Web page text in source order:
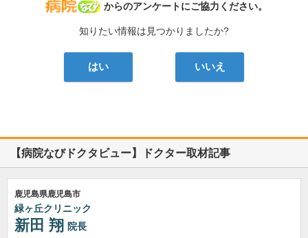
病院なび
からのアンケートにご協力ください。
知りたい情報は見つかりましたか?
はい いいえ
【病院なびドクタビュー】ドクター取材記事
鹿児島県鹿児島市
緑ヶ丘クリニック
新田 翔 院長